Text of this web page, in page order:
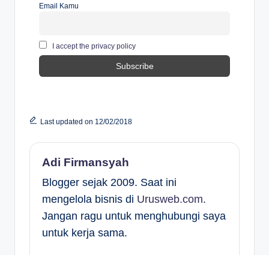
Email Kamu
I accept the privacy policy
Last updated on 12/02/2018
Adi Firmansyah
Blogger sejak 2009. Saat ini
mengelola bisnis di Urusweb.com.
Jangan ragu untuk menghubungi saya
untuk kerja sama.